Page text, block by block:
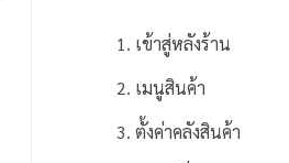
เข้าสู่หลังร้าน
เมนูสินค้า
ตั้งค่าคลังสินค้า